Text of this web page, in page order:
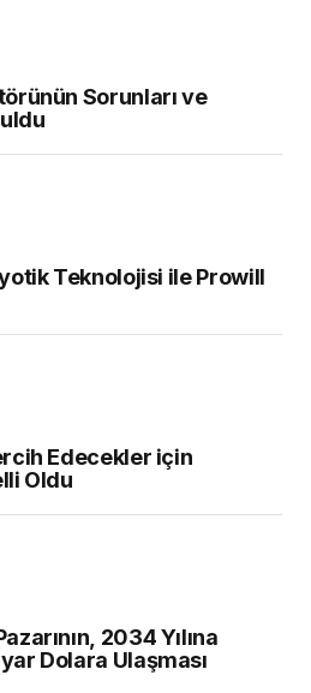
Sorunları ve
Teknolojisi ile Prowill
Edecekler için
Oldu
2034 Yılına
Dolara Ulaşması